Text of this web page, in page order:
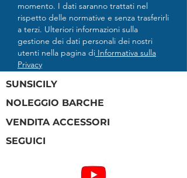
momento. I dati saranno trattati nel
rispetto delle normative e senza trasferirli
a terzi. Ulteriori informazioni sulla
gestione dei dati personali dei nostri
utenti nella pagina di Informativa sulla
Privacy
SUNSICILY
NOLEGGIO BARCHE
VENDITA ACCESSORI
SEGUICI